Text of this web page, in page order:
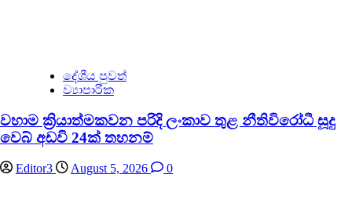
දේශීය පුවත්
ව්‍යාපාරික
වහාම ක්‍රියාත්මකවන පරිදි ලංකාව තුළ නීතිවිරෝධී සූදු
වෙබ් අඩවි 24ක් තහනම්
Editor3 August 5, 2026 0